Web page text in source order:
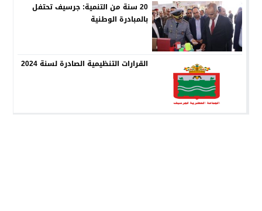
20 سنة من التنمية: جرسيف تحتفل
بالمبادرة الوطنية
القرارات التنظيمية الصادرة لسنة 2024